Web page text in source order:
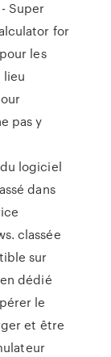
Super
for
les
lieu
pas y
logiciel
dans
classée
sur
dédié
le
et être